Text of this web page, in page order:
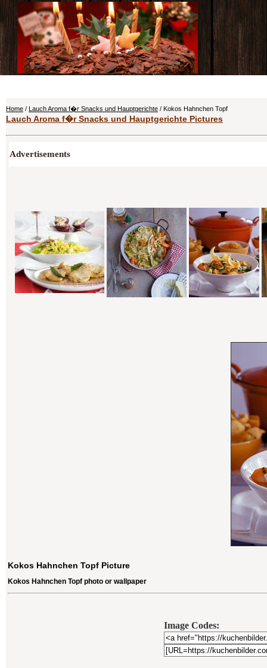
Home / Lauch Aroma f�r Snacks und Hauptgerichte / Kokos Hahnchen Topf
Lauch Aroma f�r Snacks und Hauptgerichte Pictures
Advertisements
Kokos Hahnchen Topf Picture
Kokos Hahnchen Topf photo or wallpaper
Image Codes: